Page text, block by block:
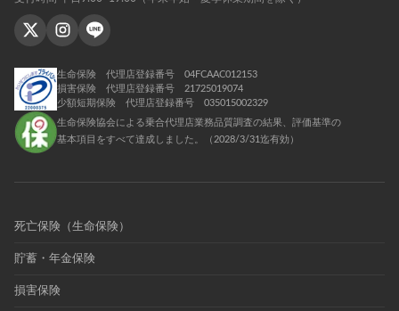
生命保険 代理店登録番号 04FCAAC012153
損害保険 代理店登録番号 21725019074
少額短期保険 代理店登録番号 035015002329
生命保険協会による乗合代理店業務品質調査の結果、評価基準の
基本項目をすべて達成しました。（2028/3/31迄有効）
死亡保険（生命保険）
貯蓄・年金保険
損害保険